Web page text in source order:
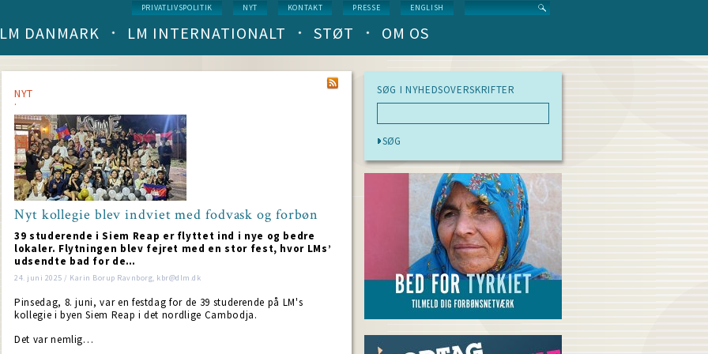
Service
menu
PRIVATLIVSPOLITIK NYT KONTAKT PRESSE ENGLISH
Main
(level
1)
LM DANMARK LM INTERNATIONALT STØT OM OS
NYT
Nyt kollegie blev indviet med fodvask og forbøn
39 studerende i Siem Reap er flyttet ind i nye og bedre
lokaler. Flytningen blev fejret med en stor fest, hvor LMs’
udsendte bad for de…
24. juni 2025 / Karin Borup Ravnborg, kbr@dlm.dk
Pinsedag, 8. juni, var en festdag for de 39 studerende på LM's
kollegie i byen Siem Reap i det nordlige Cambodja.
Det var nemlig…
SØG I NYHEDSOVERSKRIFTER